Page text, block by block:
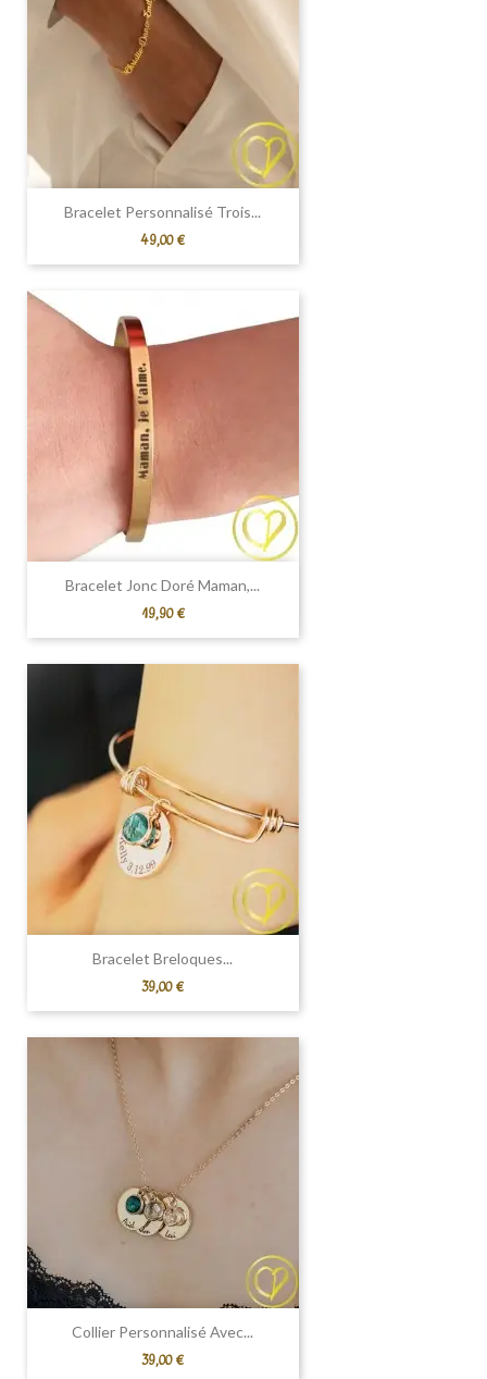
Bracelet Personnalisé Trois...
Prix
49,00 €
Bracelet Jonc Doré Maman,...
Prix
19,90 €
Bracelet Breloques...
Prix
39,00 €
Collier Personnalisé Avec...
Prix
39,00 €